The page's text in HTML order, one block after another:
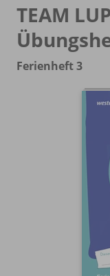
TEAM
Ferienheft 3